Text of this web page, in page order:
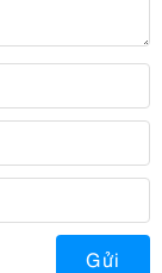
Gửi